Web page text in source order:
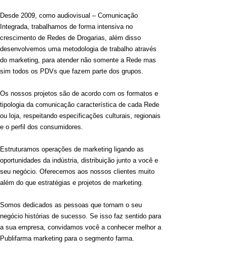
Desde 2009, como audiovisual – Comunicação
Integrada, trabalhamos de forma intensiva no
crescimento de Redes de Drogarias, além disso
desenvolvemos uma metodologia de trabalho através
do marketing, para atender não somente a Rede mas
sim todos os PDVs que fazem parte dos grupos.
Os nossos projetos são de acordo com os formatos e
tipologia da comunicação característica de cada Rede
ou loja, respeitando especificações culturais, regionais
e o perfil dos consumidores.
Estruturamos operações de marketing ligando as
oportunidades da indústria, distribuição junto a você e
seu negócio. Oferecemos aos nossos clientes muito
além do que estratégias e projetos de marketing.
Somos dedicados as pessoas que tornam o seu
negócio histórias de sucesso. Se isso faz sentido para
a sua empresa, convidamos você a conhecer melhor a
Publifarma marketing para o segmento farma.